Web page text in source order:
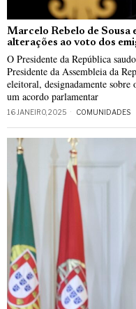
Marcelo Rebelo de Sousa
alterações ao voto dos
O Presidente da República
Presidente da Assembleia da
eleitoral, designadamente
um acordo parlamentar
16 JANEIRO, 2025 COMUNIDADES